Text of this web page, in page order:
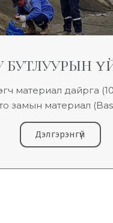
БУТЛУУРЫН
материал дайрга
замын материал
Дэлгэрэнгүй